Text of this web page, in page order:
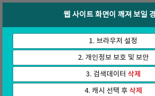
가
기
인터넷방송
웹 사이트 화면이 깨져 보일
1. 브라우저 설정
2. 개인정보 보호 및 보안
3. 검색데이터 삭제
4. 캐시 선택 후삭제